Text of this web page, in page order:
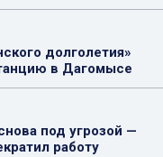
долголетия»
в Дагомысе
под угрозой —
работу